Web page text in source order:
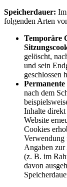
Speicherdauer:
folgenden Arten
Temporäre
gelöscht,
und sein
geschlossen
Permanente
nach dem
Inhalte
Website
Cookies
Angaben
(z. B. im
davon